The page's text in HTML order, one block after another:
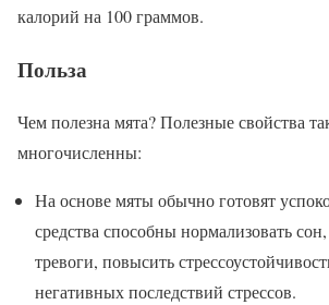
калорий на 100 граммов.
Польза
Чем полезна мята? Полезные свойства
многочисленны:
На основе мяты обычно готовят
средства способны нормализовать
тревоги, повысить
негативных последствий стрессов.